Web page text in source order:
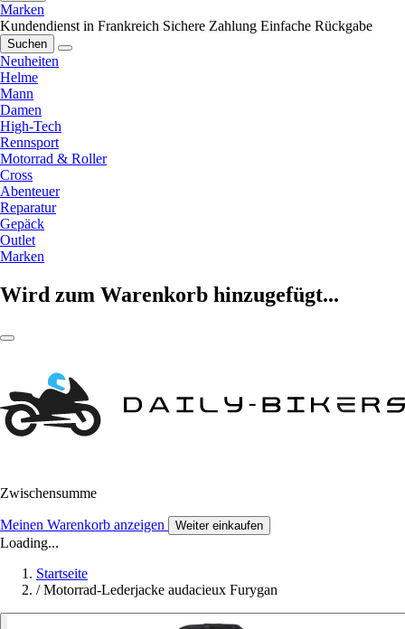
Marken
Kundendienst in Frankreich Sichere Zahlung Einfache Rückgabe
Suchen
Neuheiten
Helme
Mann
Damen
High-Tech
Rennsport
Motorrad & Roller
Cross
Abenteuer
Reparatur
Gepäck
Outlet
Marken
Wird zum Warenkorb hinzugefügt...
Zwischensumme
Meinen Warenkorb anzeigen Weiter einkaufen
Loading...
Startseite
/ Motorrad-Lederjacke audacieux Furygan